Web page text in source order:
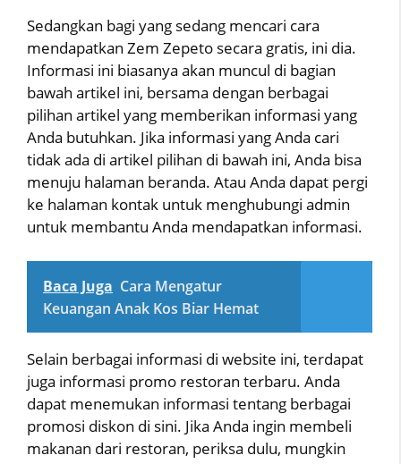
Sedangkan bagi yang sedang mencari cara
mendapatkan Zem Zepeto secara gratis, ini dia.
Informasi ini biasanya akan muncul di bagian
bawah artikel ini, bersama dengan berbagai
pilihan artikel yang memberikan informasi yang
Anda butuhkan. Jika informasi yang Anda cari
tidak ada di artikel pilihan di bawah ini, Anda bisa
menuju halaman beranda. Atau Anda dapat pergi
ke halaman kontak untuk menghubungi admin
untuk membantu Anda mendapatkan informasi.
Baca Juga Cara Mengatur
Keuangan Anak Kos Biar Hemat
Selain berbagai informasi di website ini, terdapat
juga informasi promo restoran terbaru. Anda
dapat menemukan informasi tentang berbagai
promosi diskon di sini. Jika Anda ingin membeli
makanan dari restoran, periksa dulu, mungkin